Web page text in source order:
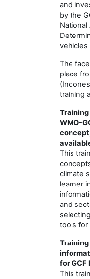
and
by the
National
vehicles
The
place
training
Training
WMO-
This
climate
learner
and
tools for
Training
for GCF
This